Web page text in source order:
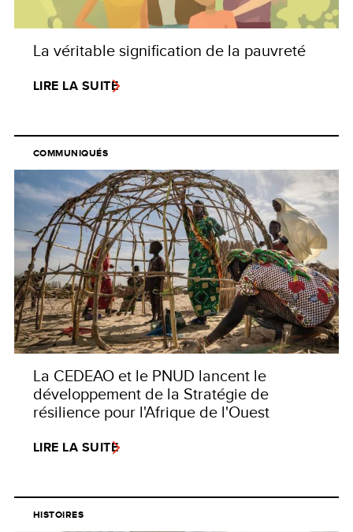
La véritable signification de la pauvreté
LIRE LA SUITE
COMMUNIQUÉS
La CEDEAO et le PNUD lancent le
développement de la Stratégie de
résilience pour l'Afrique de l'Ouest
LIRE LA SUITE
HISTOIRES